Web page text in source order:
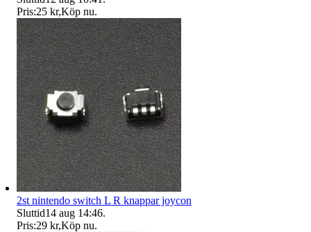
Pris:25 kr,Köp nu.
2st nintendo switch L R knappar joycon
Sluttid14 aug 14:46.
Pris:29 kr,Köp nu.